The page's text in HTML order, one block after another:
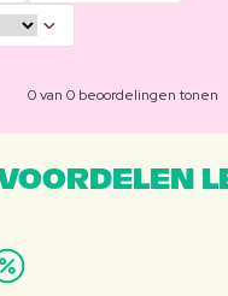
0 van 0 beoordelingen tonen